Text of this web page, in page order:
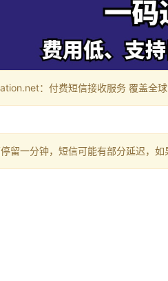
：付费短信接收服务 覆盖全
留一分钟，短信可能有部分延迟，